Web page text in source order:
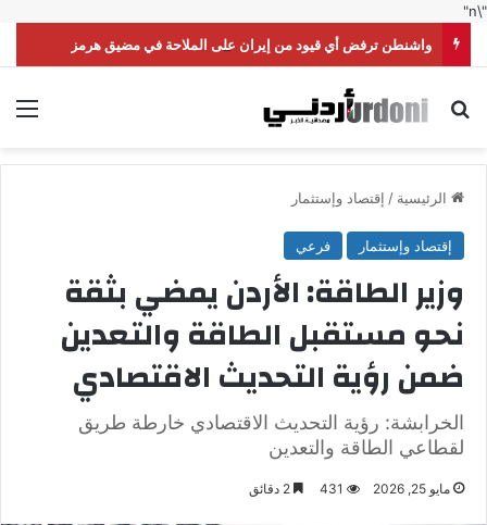
"\n"
واشنطن ترفض أي قيود من إيران على الملاحة في مضيق هرمز
بحث عن
الرئيسية / إقتصاد وإستثمار
إقتصاد وإستثمار فرعي
وزير الطاقة: الأردن يمضي بثقة
نحو مستقبل الطاقة والتعدين
ضمن رؤية التحديث الاقتصادي
الخرابشة: رؤية التحديث الاقتصادي خارطة طريق
لقطاعي الطاقة والتعدين
مايو 25, 2026 431